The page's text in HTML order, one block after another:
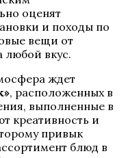
оценят
и походы по
вещи от
любой вкус.
ждет
, расположенных в
выполненные в
креативность и
привык
блюд в